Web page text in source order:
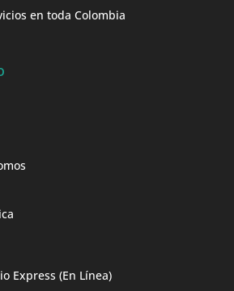
en toda Colombia
Express (En Línea)